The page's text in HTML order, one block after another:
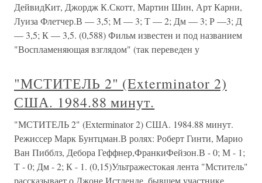
ДейвидКит, Джордж К.Скотт, Мартин Шин, Арт Карни,
Луиза Флетчер.В — 3,5; М — 3; Т — 2; Дм — 3; Р —3; Д
— 3,5; К — 3,5. (0,588) Фильм известен и под названием
"Воспламеняющая взглядом" (так переведен у
"МСТИТЕЛЬ 2" (Exterminator 2)
США. 1984.88 минут.
"МСТИТЕЛЬ 2" (Exterminator 2) США. 1984.88 минут.
Режиссер Марк Бунтцман.В ролях: Роберт Гинти, Марио
Ван Пибблз, Дебора Геффнер,ФранкиФейзон.В - 0; М - 1;
Т - 0; Дм - 2; К - 1. (0,15)Ультражестокая лента "Мститель"
рассказывает о Джоне Истленде, бывшем участнике